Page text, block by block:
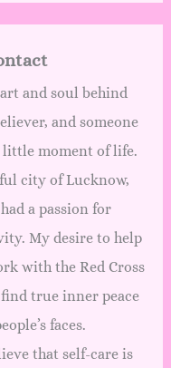
and soul behind
and someone
moment of life.
city of Lucknow,
a passion for
My desire to help
with the Red Cross
true inner peace
faces.
that self-care is